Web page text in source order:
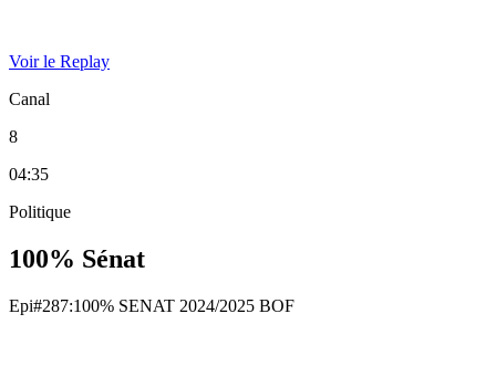
Voir le Replay
Canal
8
04:35
Politique
100% Sénat
Epi#287:100% SENAT 2024/2025 BOF